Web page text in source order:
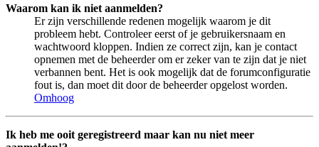
Waarom kan ik niet aanmelden?
Er zijn verschillende redenen mogelijk waarom je dit
probleem hebt. Controleer eerst of je gebruikersnaam en
wachtwoord kloppen. Indien ze correct zijn, kan je contact
opnemen met de beheerder om er zeker van te zijn dat je niet
verbannen bent. Het is ook mogelijk dat de forumconfiguratie
fout is, dan moet dit door de beheerder opgelost worden.
Omhoog
Ik heb me ooit geregistreerd maar kan nu niet meer